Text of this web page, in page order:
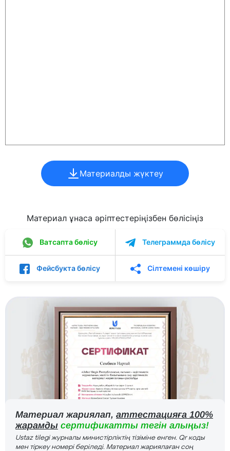
Материалды жүктеу
Материал ұнаса әріптестеріңізбен бөлісіңіз
Ватсапта бөлісу Телеграммда бөлісу
Фейсбукта бөлісу Сілтемені көшіру
Материал жариялап, аттестацияға 100%
жарамды сертификатты тегін алыңыз!
Ustaz tilegi журналы министірліктің тізіміне енген. Qr коды
мен тіркеу номері беріледі. Материал жариялаған соң